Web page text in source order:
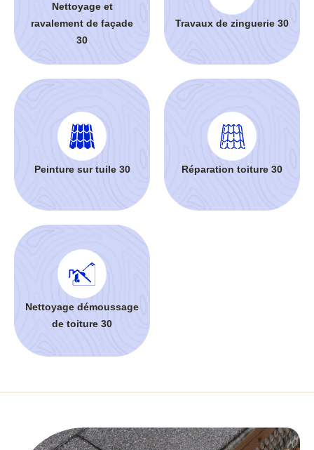
Nettoyage et
ravalement de façade
30
Travaux de zinguerie 30
Peinture sur tuile 30 Réparation toiture 30
Nettoyage démoussage
de toiture 30